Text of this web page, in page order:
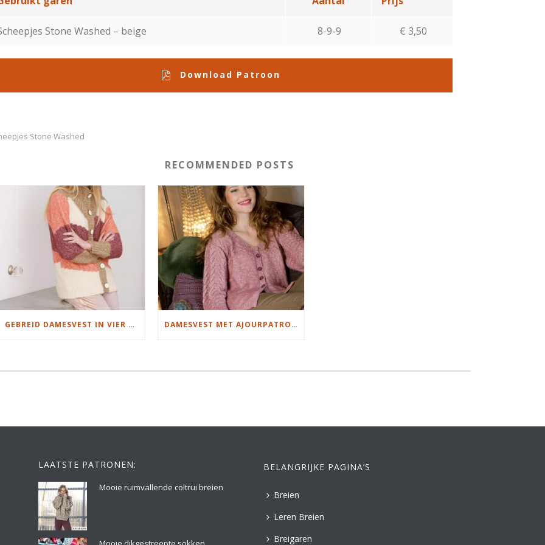
Stone Washed – beige 8-9-9 € 3,50
Download Patroon
Stone Washed
RECOMMENDED POSTS
GEBREID DAMESVEST IN VIER KLEUREN DAMESVEST MET AJOURPATROON BREIEN
LAATSTE PATRONEN:
Mooie ruimvallende coltrui breien
BELANGRIJKE PAGINA’S
Breien
Leren Breien
Breigaren